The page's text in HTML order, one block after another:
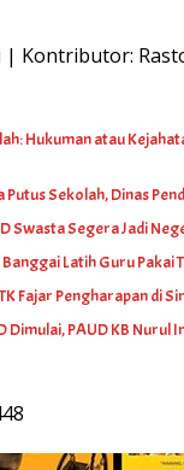
| Kontributor:
Hukuman atau
Putus Sekolah, Dinas
Swasta Segera Jadi
Banggai Latih Guru Pakai
Fajar Pengharapan di
Dimulai, PAUD KB Nurul